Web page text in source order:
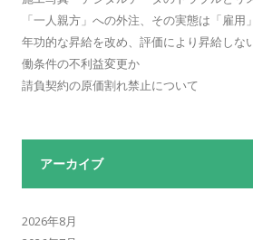
「一人親方」への外注、その実態は「雇用
年功的な昇給を改め、評価により昇給しな
働条件の不利益変更か
請負契約の原価割れ禁止について
アーカイブ
2026年8月